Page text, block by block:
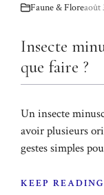
Faune & Floreaoût
Insecte
que faire ?
Un insecte
avoir plusieurs
gestes simples
KEEP READING